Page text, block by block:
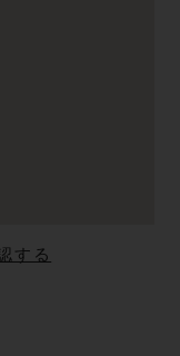
する